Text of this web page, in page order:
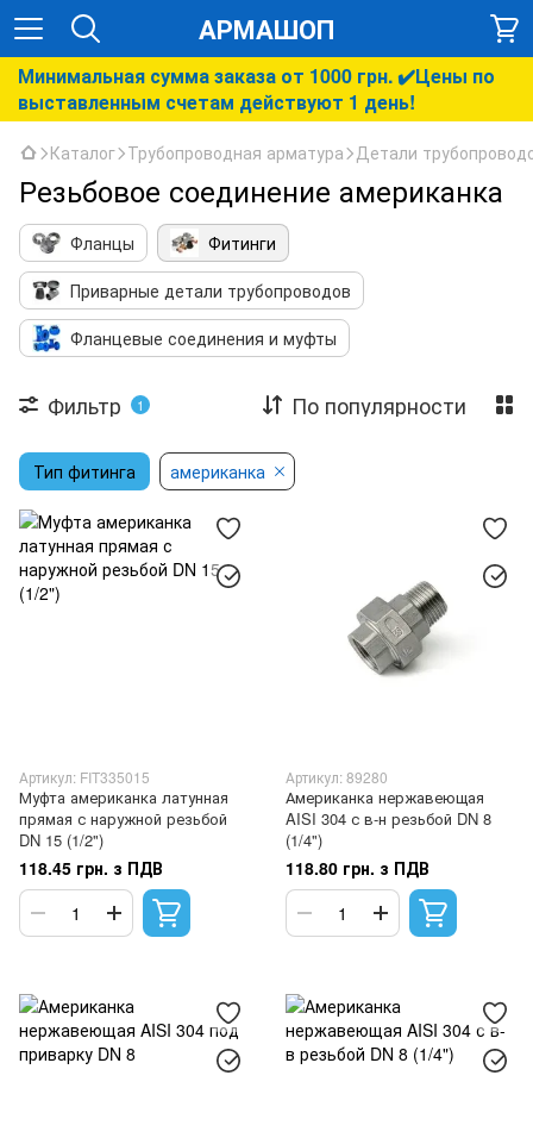
АРМАШОП
Минимальная сумма заказа от 1000 грн. ✔️Цены по
выставленным счетам действуют 1 день!
Каталог Трубопроводная арматура Детали
Резьбовое соединение американка
Фланцы
Фитинги
Приварные детали трубопроводов
Фланцевые соединения и муфты
Фильтр 1 По популярности
Тип фитинга американка
Артикул: FIT335015
Муфта американка латунная
прямая с наружной резьбой
DN 15 (1/2")
118.45 грн. з ПДВ
Артикул: 89280
Американка нержавеющая
AISI 304 с в-н резьбой DN 8
(1/4")
118.80 грн. з ПДВ